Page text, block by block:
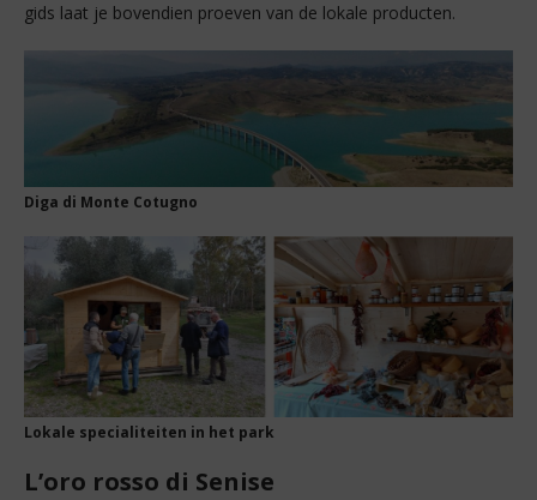
gids laat je bovendien proeven van de lokale producten.
Diga di Monte Cotugno
Lokale specialiteiten in het park
L’oro rosso di Senise